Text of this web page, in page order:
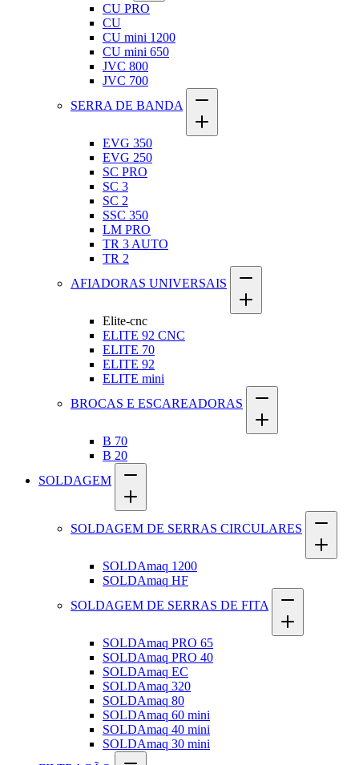
CU PRO
CU
CU mini 1200
CU mini 650
JVC 800
JVC 700
SERRA DE BANDA
EVG 350
EVG 250
SC PRO
SC 3
SC 2
SSC 350
LM PRO
TR 3 AUTO
TR 2
AFIADORAS UNIVERSAIS
Elite-cnc
ELITE 92 CNC
ELITE 70
ELITE 92
ELITE mini
BROCAS E ESCAREADORAS
B 70
B 20
SOLDAGEM
SOLDAGEM DE SERRAS CIRCULARES
SOLDAmaq 1200
SOLDAmaq HF
SOLDAGEM DE SERRAS DE FITA
SOLDAmaq PRO 65
SOLDAmaq PRO 40
SOLDAmaq EC
SOLDAmaq 320
SOLDAmaq 80
SOLDAmaq 60 mini
SOLDAmaq 40 mini
SOLDAmaq 30 mini